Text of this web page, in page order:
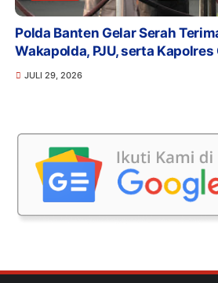
Polda Banten Gelar Serah
Wakapolda, PJU, serta
JULI 29, 2026